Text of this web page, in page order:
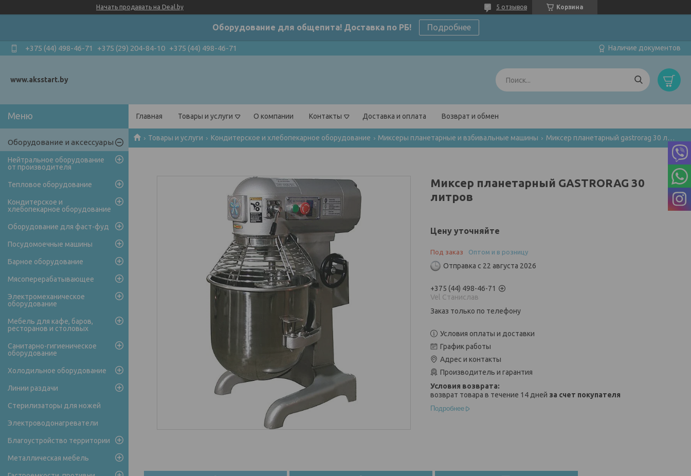
Начать продавать на Deal.by Корзина
5 отзывов
Оборудование для общепита! Доставка по РБ! Подробнее
+375 (44) 498-46-71 +375 (29) 204-84-10 +375 (44) 498-46-71 Наличие документов
www.aksstart.by
Главная Товары и услуги О компании Контакты Доставка и оплата Возврат и обмен
Товары и услуги Кондитерское и хлебопекарное оборудование Миксеры планетарные и взбивальные машины Миксер планетарный gastrorag 30 литров
Миксер планетарный GASTRORAG 30
литров
Цену уточняйте
Под заказ Оптом и в розницу
Отправка с 22 августа 2026
+375 (44) 498-46-71
Vel Станислав
Заказ только по телефону
Условия оплаты и доставки
График работы
Адрес и контакты
Производитель и гарантия
возврат товара в течение 14 дней за счет покупателя
Подробнее
Оборудование и аксессуары
Нейтральное оборудование
от производителя
Тепловое оборудование
Кондитерское и
хлебопекарное оборудование
Оборудование для фаст-фуд
Посудомоечные машины
Барное оборудование
Мясоперерабатывающее
Электромеханическое
оборудование
Мебель для кафе, баров,
ресторанов и столовых
Санитарно-гигиеническое
оборудование
Холодильное оборудование
Линии раздачи
Стерилизаторы для ножей
Электроводонагреватели
Благоустройство территории
Металлическая мебель